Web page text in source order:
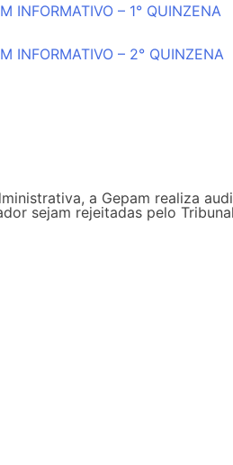
INFORMATIVO – 1° QUINZENA
INFORMATIVO – 2° QUINZENA
a Gepam realiza
sejam rejeitadas pelo